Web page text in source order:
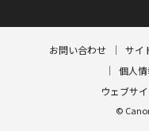
お問い合わせ サイ
個人
ウェブサ
©